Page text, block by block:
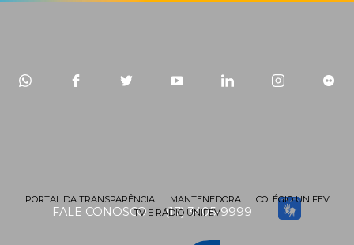
FALE CONOSCO (17) 3405-9999
PORTAL DA TRANSPARÊNCIA MANTENEDORA
COLÉGIO UNIFEV
TV E RÁDIO UNIFEV